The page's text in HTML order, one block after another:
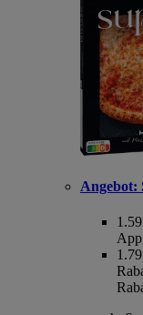
Angebot:
1.59
App
1.79